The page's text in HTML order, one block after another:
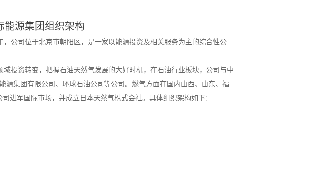
集团组织架构
，公司位于北京市朝阳区，是一家以能源投资及相关服务为主的综合性公
投资转变，把握石油天然气发展的大好时机，在石油行业板块，公司与中
源集团有限公司、环球石油公司等公司。燃气方面在国内山西、山东、福
进军国际市场，并成立日本天然气株式会社。具体组织架构如下：